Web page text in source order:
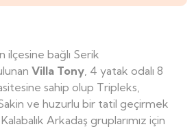
ilçesine bağlı Serik
Villa Tony, 4 yatak odalı 8
sahip olup Tripleks,
Sakin ve huzurlu bir tatil geçirmek
Arkadaş gruplarımız için